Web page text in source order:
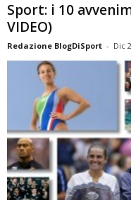
Sport: i 10
VIDEO)
Redazione BlogDiSport - Dic